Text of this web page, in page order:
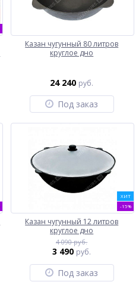
Казан чугунный 80 литров
круглое дно
24 240 руб.
Под заказ
ХИТ
-15%
Казан чугунный 12 литров
круглое дно
4 090 руб.
3 490 руб.
Под заказ